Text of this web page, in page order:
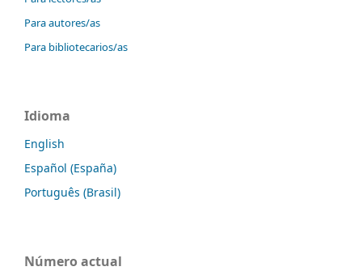
Para autores/as
Para bibliotecarios/as
Idioma
English
Español (España)
Português (Brasil)
Número actual